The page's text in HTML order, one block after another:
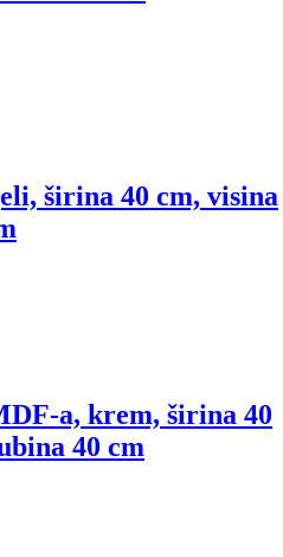
širina 40 cm, visina
a, krem, širina 40
40 cm